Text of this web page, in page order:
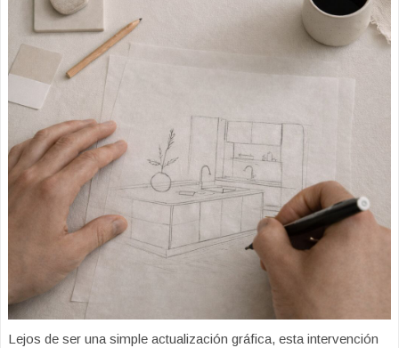
Lejos de ser una simple actualización gráfica, esta intervención